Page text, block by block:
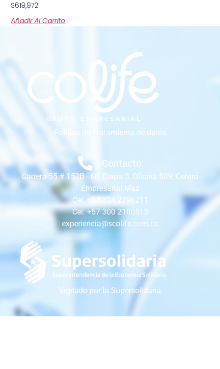
$619,972
Añadir Al Carrito
Política de Tratamiento de datos
Contacto:
Carrera 55 # 152B - 68, Etapa 3, Oficina 809, Centro
Empresarial Maz
Cel: +57 324 2796211
Cel: +57 300 2180513
experiencia@scolife.com.co
Vigilado por la Supersolidaria